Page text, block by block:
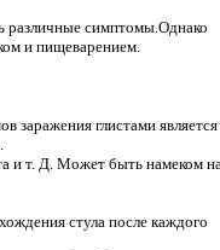
различные симптомы.Однако
и пищеварением.
заражения глистами является
и т. Д. Может быть намеком
стула после каждого